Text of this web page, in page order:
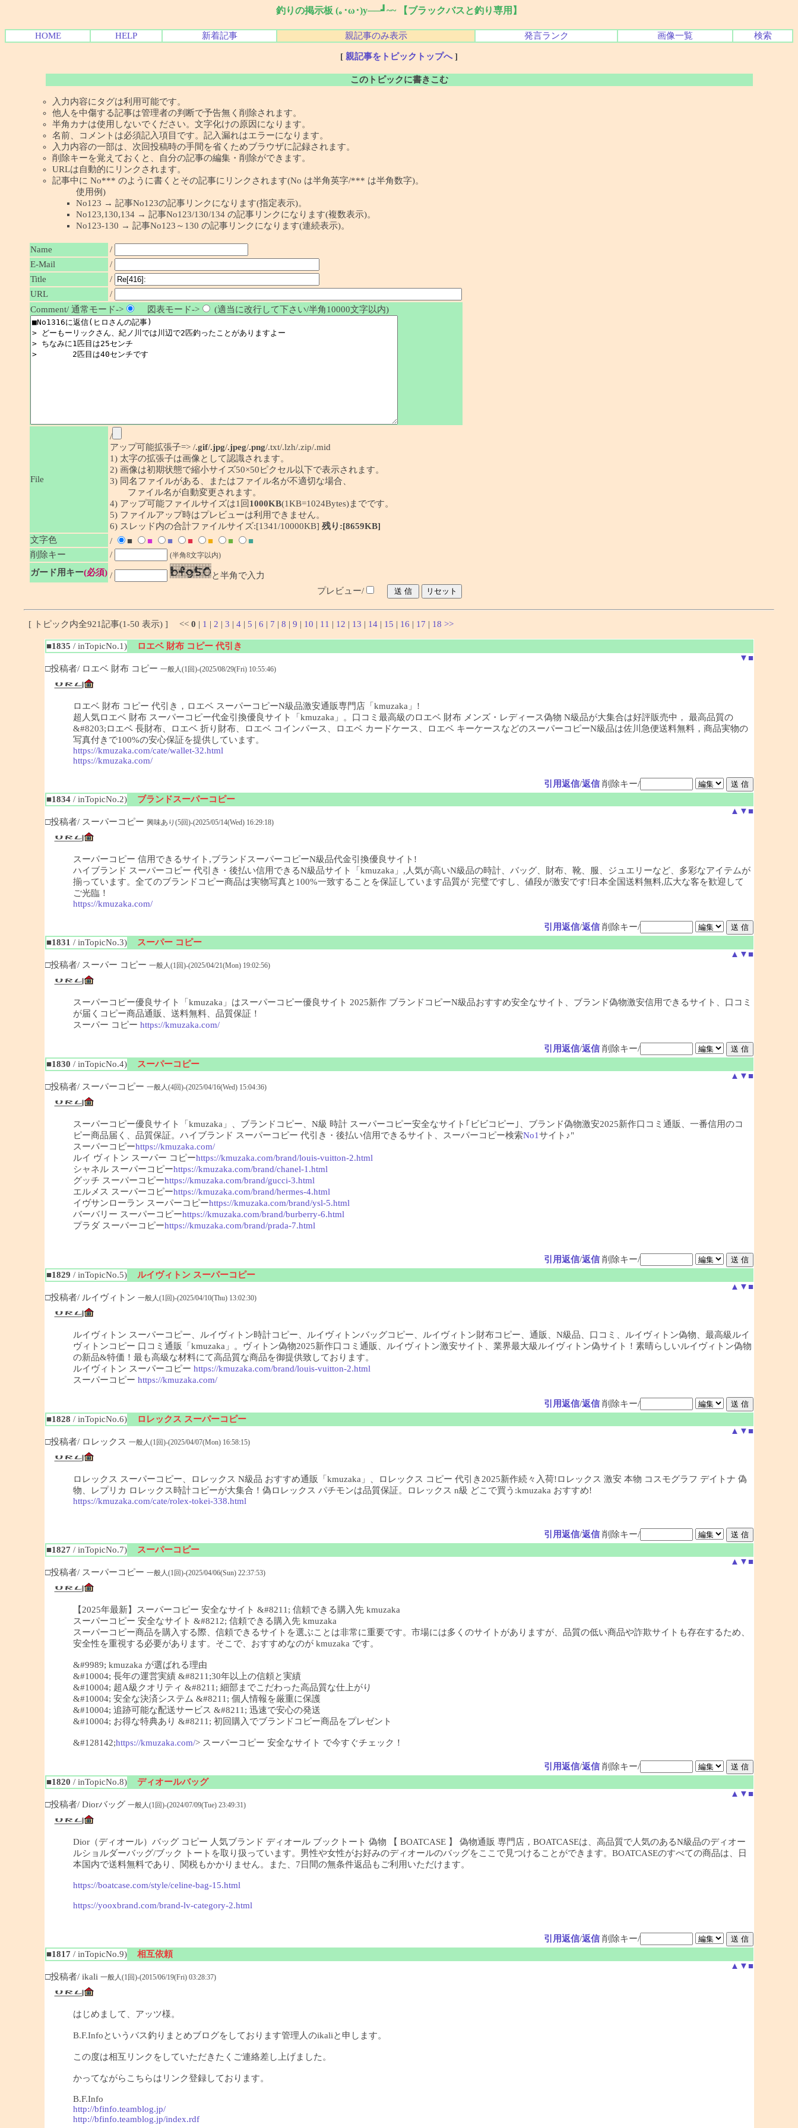
釣りの掲示板 (｡･ω･)y──┛~~ 【ブラックバスと釣り専用】
HOME HELP 新着記事 親記事のみ表示 発言ランク 画像一覧 検索
[ 親記事をトピックトップへ]
このトピックに書きこむ
入力内容にタグは利用可能です。
他人を中傷する記事は管理者の判断で予告無く削除されます。
半角カナは使用しないでください。文字化けの原因になります。
名前、コメントは必須記入項目です。記入漏れはエラーになります。
入力内容の一部は、次回投稿時の手間を省くためブラウザに記録されます。
削除キーを覚えておくと、自分の記事の編集・削除ができます。
URLは自動的にリンクされます。
記事中に No*** のように書くとその記事にリンクされます(No は半角英字/*** は半角数字)。
使用例)
No123 → 記事No123の記事リンクになります(指定表示)。
No123,130,134 → 記事No123/130/134 の記事リンクになります(複数表示)。
No123-130 → 記事No123～130 の記事リンクになります(連続表示)。
Name
/
E-Mail
/
Title
/
URL
/
Comment/ 通常モード->
図表モード-> (適当に改行して下さい/半角10000文字以内)
File
/
アップ可能拡張子=> /.gif/.jpg/.jpeg/.png/.txt/.lzh/.zip/.mid
1) 太字の拡張子は画像として認識されます。
2) 画像は初期状態で縮小サイズ50×50ピクセル以下で表示されます。
3) 同名ファイルがある、またはファイル名が不適切な場合、
ファイル名が自動変更されます。
4) アップ可能ファイルサイズは1回 1000KB(1KB=1024Bytes)までです。
5) ファイルアップ時はプレビューは利用できません。
6) スレッド内の合計ファイルサイズ:[1341/10000KB] 残り:[8659KB]
文字色
/ ■ ■ ■ ■ ■ ■
■
削除キー
/ (半角8文字以内)
ガード用キー(必須) /
と半角で入力
プレビュー/
[ トピック内全921記事(1-50 表示) ] << 0 | 1 | 2 | 3 | 4 | 5 | 6 | 7 | 8 | 9 | 10 | 11 | 12 | 13 | 14 | 15 | 16 | 17 | 18 >>
■1835 / inTopicNo.1)
ロエベ 財布 コピー 代引き
▼ ■
□投稿者/ ロエベ 財布 コピー 一般人(1回)-(2025/08/29(Fri) 10:55:46)
ロエベ 財布 コピー 代引き，ロエベ スーパーコピーN級品激安通販専門店「kmuzaka」!
超人気ロエベ 財布 スーパーコピー代金引換優良サイト「kmuzaka」。口コミ最高級のロエベ 財布 メンズ・レディース偽物 N級品が大集合は好評販売中， 最高品質の
&#8203;ロエベ 長財布、ロエベ 折り財布、ロエベ コインパース、ロエベ カードケース、ロエベ キーケースなどのスーパーコピーN級品は佐川急便送料無料，商品実物の
写真付きで100%の安心保証を提供しています。
https://kmuzaka.com/cate/wallet-32.html
https://kmuzaka.com/
引用返信/返信 削除キー/
■1834/ inTopicNo.2)
ブランドスーパーコピー
▲ ▼ ■
□投稿者/ スーパーコピー 興味あり(5回)-(2025/05/14(Wed) 16:29:18)
スーパーコピー 信用できるサイト,ブランドスーパーコピーN級品代金引換優良サイト!
ハイブランド スーパーコピー 代引き・後払い信用できるN級品サイト「kmuzaka」,人気が高いN級品の時計、バッグ、財布、靴、服、ジュエリーなど、多彩なアイテムが
揃っています。全てのブランドコピー商品は実物写真と100%一致することを保証しています品質が 完璧ですし、値段が激安です!日本全国送料無料,広大な客を歓迎して
ご光臨！
https://kmuzaka.com/
引用返信/返信 削除キー/
■1831 / inTopicNo.3)
スーパー コピー
▲ ▼ ■
□投稿者/ スーパー コピー 一般人(1回)-(2025/04/21(Mon) 19:02:56)
スーパーコピー優良サイト「kmuzaka」はスーパーコピー優良サイト 2025新作 ブランドコピーN級品おすすめ安全なサイト、ブランド偽物激安信用できるサイト、口コミ
が届くコピー商品通販、送料無料、品質保証！
スーパー コピー https://kmuzaka.com/
引用返信/返信 削除キー/
■1830 / inTopicNo.4)
スーパーコピー
▲ ▼ ■
□投稿者/ スーパーコピー 一般人(4回)-(2025/04/16(Wed) 15:04:36)
スーパーコピー優良サイト「kmuzaka」、ブランドコピー、N級 時計 スーパーコピー安全なサイト｢ビビコピー｣、ブランド偽物激安2025新作口コミ通販、一番信用のコ
ピー商品届く、品質保証。ハイブランド スーパーコピー 代引き・後払い信用できるサイト、スーパーコピー検索No1サイト♪"
スーパーコピーhttps://kmuzaka.com/
ルイ ヴィトン スーパー コピーhttps://kmuzaka.com/brand/louis-vuitton-2.html
シャネル スーパーコピーhttps://kmuzaka.com/brand/chanel-1.html
グッチ スーパーコピーhttps://kmuzaka.com/brand/gucci-3.html
エルメス スーパーコピーhttps://kmuzaka.com/brand/hermes-4.html
イヴサンローラン スーパーコピーhttps://kmuzaka.com/brand/ysl-5.html
バーバリー スーパーコピーhttps://kmuzaka.com/brand/burberry-6.html
プラダ スーパーコピーhttps://kmuzaka.com/brand/prada-7.html
引用返信/返信 削除キー/
■1829 / inTopicNo.5)
ルイヴィトン スーパーコピー
▲ ▼ ■
□投稿者/ ルイヴィトン 一般人(1回)-(2025/04/10(Thu) 13:02:30)
ルイヴィトン スーパーコピー、ルイヴィトン時計コピー、ルイヴィトンバッグコピー、ルイヴィトン財布コピー、通販、N級品、口コミ、ルイヴィトン偽物、最高級ルイ
ヴィトンコピー 口コミ通販「kmuzaka」。ヴィトン偽物2025新作口コミ通販、ルイヴィトン激安サイト、業界最大級ルイヴィトン偽サイト！素晴らしいルイヴィトン偽物
の新品&特価！最も高級な材料にて高品質な商品を御提供致しております。
ルイヴィトン スーパーコピー https://kmuzaka.com/brand/louis-vuitton-2.html
スーパーコピー https://kmuzaka.com/
引用返信/返信 削除キー/
■1828 / inTopicNo.6)
ロレックス スーパーコピー
▲ ▼ ■
□投稿者/ ロレックス 一般人(1回)-(2025/04/07(Mon) 16:58:15)
ロレックス スーパーコピー、ロレックス N級品 おすすめ通販「kmuzaka」、ロレックス コピー 代引き2025新作続々入荷!ロレックス 激安 本物 コスモグラフ デイトナ 偽
物、レプリカ ロレックス時計コピーが大集合！偽ロレックス パチモンは品質保証。ロレックス n級 どこで買う:kmuzaka おすすめ!
https://kmuzaka.com/cate/rolex-tokei-338.html
引用返信/返信 削除キー/
■1827 / inTopicNo.7)
スーパーコピー
▲ ▼ ■
□投稿者/ スーパーコピー 一般人(1回)-(2025/04/06(Sun) 22:37:53)
【2025年最新】スーパーコピー 安全なサイト &#8211; 信頼できる購入先 kmuzaka
スーパーコピー 安全なサイト &#8212; 信頼できる購入先 kmuzaka
スーパーコピー商品を購入する際、信頼できるサイトを選ぶことは非常に重要です。市場には多くのサイトがありますが、品質の低い商品や詐欺サイトも存在するため、
安全性を重視する必要があります。そこで、おすすめなのが kmuzaka です。
&#9989; kmuzaka が選ばれる理由
&#10004; 長年の運営実績 &#8211;30年以上の信頼と実績
&#10004; 超A級クオリティ &#8211; 細部までこだわった高品質な仕上がり
&#10004; 安全な決済システム &#8211; 個人情報を厳重に保護
&#10004; 追跡可能な配送サービス &#8211; 迅速で安心の発送
&#10004; お得な特典あり &#8211; 初回購入でブランドコピー商品をプレゼント
&#128142;https://kmuzaka.com/> スーパーコピー 安全なサイト で今すぐチェック！
引用返信/返信 削除キー/
■1820 / inTopicNo.8)
ディオールバッグ
▲ ▼ ■
□投稿者/ Diorバッグ 一般人(1回)-(2024/07/09(Tue) 23:49:31)
Dior（ディオール）バッグ コピー 人気ブランド ディオール ブックトート 偽物 【 BOATCASE 】 偽物通販 専門店，BOATCASEは、高品質で人気のあるN級品のディオー
ルショルダーバッグ/ブック トートを取り扱っています。男性や女性がお好みのディオールのバッグをここで見つけることができます。BOATCASEのすべての商品は、日
本国内で送料無料であり、関税もかかりません。また、7日間の無条件返品もご利用いただけます。
https://boatcase.com/style/celine-bag-15.html
https://yooxbrand.com/brand-lv-category-2.html
引用返信/返信 削除キー/
■1817 / inTopicNo.9)
相互依頼
▲ ▼ ■
□投稿者/ ikali 一般人(1回)-(2015/06/19(Fri) 03:28:37)
はじめまして、アッツ様。
B.F.Infoというバス釣りまとめブログをしております管理人のikaliと申します。
この度は相互リンクをしていただきたくご連絡差し上げました。
かってながらこちらはリンク登録しております。
B.F.Info
http://bfinfo.teamblog.jp/
http://bfinfo.teamblog.jp/index.rdf